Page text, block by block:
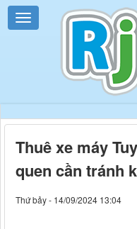
Thuê xe máy
quen cần tránh
Thứ bảy - 14/09/2024 13:04